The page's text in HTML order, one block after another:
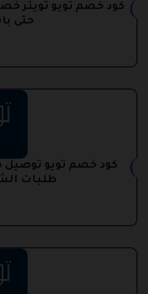
كود خصم تويو تويتر
حتى
كود خصم تويو توصيل
طلبات